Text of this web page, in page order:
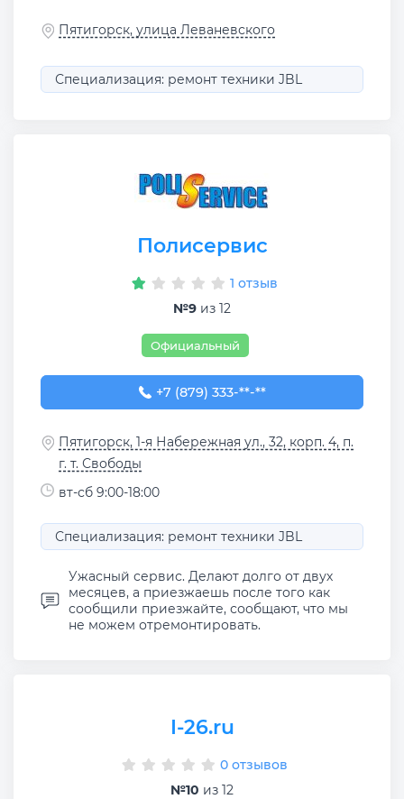
Пятигорск, улица Леваневского
Специализация: ремонт техники JBL
Полисервис
1 отзыв
№9 из 12
Официальный
+7 (879) 333-17-29
+7 (879) 333-**-**
Пятигорск, 1-я Набережная ул., 32, корп. 4, п.
г. т. Свободы
вт-сб 9:00-18:00
Специализация: ремонт техники JBL
Ужасный сервис. Делают долго от двух
месяцев, а приезжаешь после того как
сообщили приезжайте, сообщают, что мы
не можем отремонтировать.
I-26.ru
0 отзывов
№10 из 12